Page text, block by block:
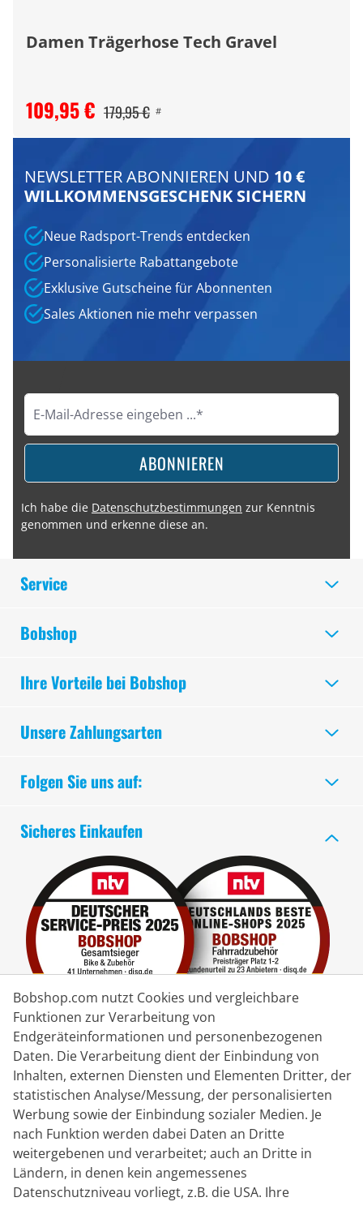
Damen Trägerhose Tech Gravel
109,95 € 179,95 € #
NEWSLETTER ABONNIEREN UND 10 €
WILLKOMMENSGESCHENK SICHERN
Neue Radsport-Trends entdecken
Personalisierte Rabattangebote
Exklusive Gutscheine für Abonnenten
Sales Aktionen nie mehr verpassen
ABONNIEREN
Ich habe die Datenschutzbestimmungen zur Kenntnis
genommen und erkenne diese an.
Service
Bobshop
Ihre Vorteile bei Bobshop
Unsere Zahlungsarten
Kontakt
Livechat
Mo - Fr: 8:30 bis 16:00 (MEZ)
Folgen Sie uns auf:
Sicheres Einkaufen
Lieferpartner
Bobshop.com nutzt Cookies und vergleichbare
Funktionen zur Verarbeitung von
Endgeräteinformationen und personenbezogenen
Daten. Die Verarbeitung dient der Einbindung von
Inhalten, externen Diensten und Elementen Dritter, der
statistischen Analyse/Messung, der personalisierten
Werbung sowie der Einbindung sozialer Medien. Je
nach Funktion werden dabei Daten an Dritte
weitergebenen und verarbeitet; auch an Dritte in
Ländern, in denen kein angemessenes
Datenschutzniveau vorliegt, z.B. die USA. Ihre